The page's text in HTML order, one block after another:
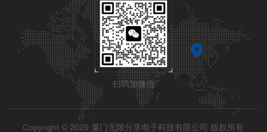
扫码加微信
Copyright © 2026 厦门无限分享电子科技有限公司 版权所有